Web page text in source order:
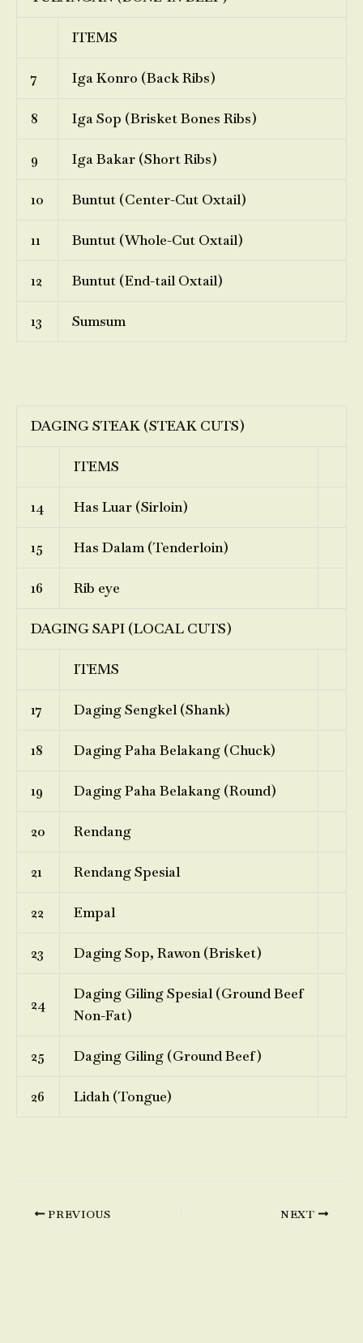
ITEMS
7 Iga Konro (Back Ribs)
8 Iga Sop (Brisket Bones Ribs)
9 Iga Bakar (Short Ribs)
10 Buntut (Center-Cut Oxtail)
11 Buntut (Whole-Cut Oxtail)
12 Buntut (End-tail Oxtail)
13 Sumsum
DAGING STEAK (STEAK CUTS)
ITEMS
14 Has Luar (Sirloin)
15 Has Dalam (Tenderloin)
16 Rib eye
DAGING SAPI (LOCAL CUTS)
ITEMS
17 Daging Sengkel (Shank)
18 Daging Paha Belakang (Chuck)
19 Daging Paha Belakang (Round)
20 Rendang
21 Rendang Spesial
22 Empal
23 Daging Sop, Rawon (Brisket)
24
Daging Giling Spesial (Ground Beef
Non-Fat)
25 Daging Giling (Ground Beef)
26 Lidah (Tongue)
PREVIOUS NEXT